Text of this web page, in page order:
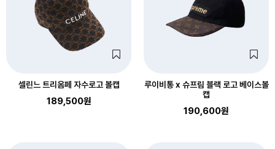
셀린느 트리옴페 자수로고 볼캡
189,500원
루이비통 x 슈프림 블랙 로고 베이스볼
캡
190,600원